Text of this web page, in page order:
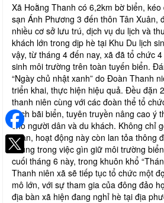
Xã Hoằng Thanh có 6,2km bờ biển,
sạn Ánh Phương 3 đến thôn Tân Xuân,
nhiều cơ sở lưu trú, dịch vụ du lịch và
khách lớn trong dịp hè tại Khu Du lịch
vậy, từ tháng 4 đến nay, xã đã tổ chức
sinh môi trường trên toàn tuyến biển.
“Ngày chủ nhật xanh” do Đoàn Thanh
triển khai, thực hiện hiệu quả. Đều đặn
thanh niên cùng với các đoàn thể tổ
sạch bãi biển, tuyên truyền nâng cao ý
cho người dân và du khách. Không chỉ
quan, hoạt động này còn lan tỏa thông
chung trong việc gìn giữ môi trường
cuối tháng 6 này, trong khuôn khổ
Thanh niên xã sẽ tiếp tục tổ chức một
mô lớn, với sự tham gia của đông đảo
địa bàn xã hiện đang nghỉ hè tại địa